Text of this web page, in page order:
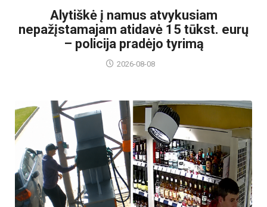
Alytiškė į namus atvykusiam
nepažįstamajam atidavė 15 tūkst. eurų
– policija pradėjo tyrimą
2026-08-08